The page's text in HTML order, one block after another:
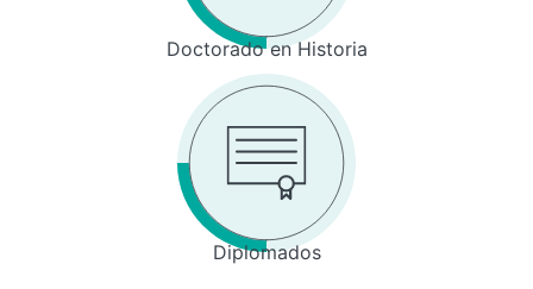
Doctorado en Historia
Diplomados